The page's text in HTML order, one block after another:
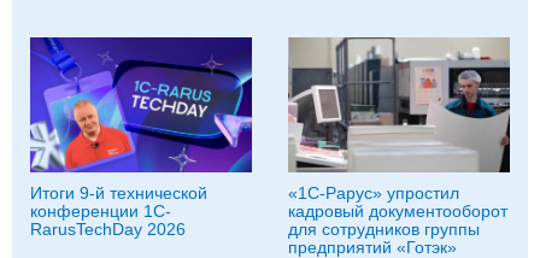
Итоги 9-й технической
конференции 1C-
RarusTechDay 2026
«1С‑Рарус» упростил
кадровый документооборот
для сотрудников группы
предприятий «Готэк»